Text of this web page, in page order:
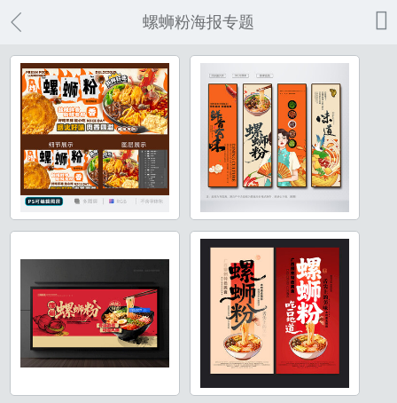
 螺蛳粉海报专题